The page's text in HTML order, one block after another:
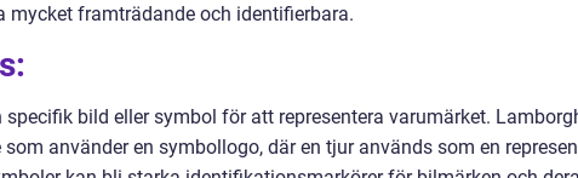
mycket framträdande och identifierbara.
bild eller symbol för att representera varumärket.
använder en symbollogo, där en tjur används som en